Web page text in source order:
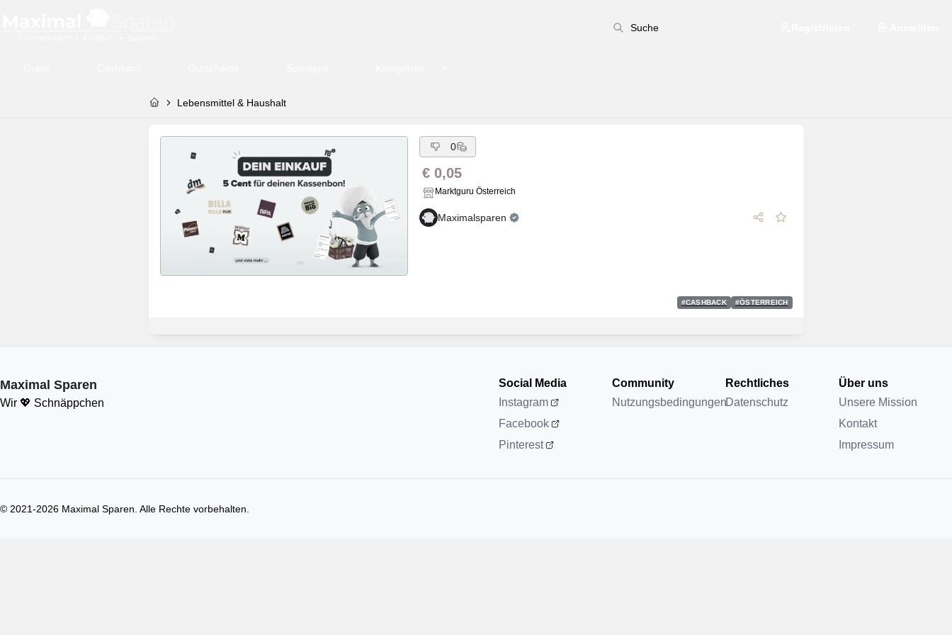
Lebensmittel & Haushalt
0
€ 0,05
Marktguru Österreich
Maximalsparen
#CASHBACK #ÖSTERREICH
Maximal Sparen
Wir 💖 Schnäppchen
Social Media
Instagram
Facebook
Pinterest
Community
Nutzungsbedingungen
Rechtliches
Datenschutz
Über uns
Unsere Mission
Kontakt
Impressum
© 2021-2026 Maximal Sparen. Alle Rechte vorbehalten.